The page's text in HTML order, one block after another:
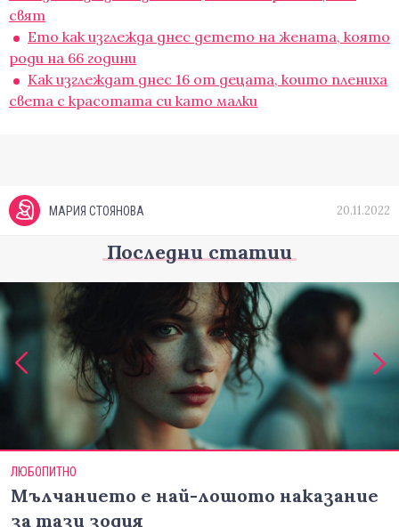
свят
Ето как изглежда днес детето на жената, която
роди на 66 години
Как изглеждат днес 16 от децата, които плениха
света с красотата си като малки
МАРИЯ СТОЯНОВА 20.11.2022
Последни статии
ЛЮБОПИТНО
Мълчанието е най-лошото наказание
за тази зодия